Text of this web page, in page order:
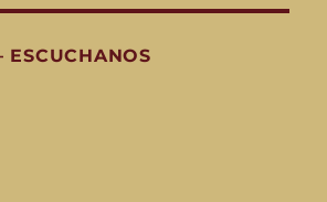
ESCUCHANOS